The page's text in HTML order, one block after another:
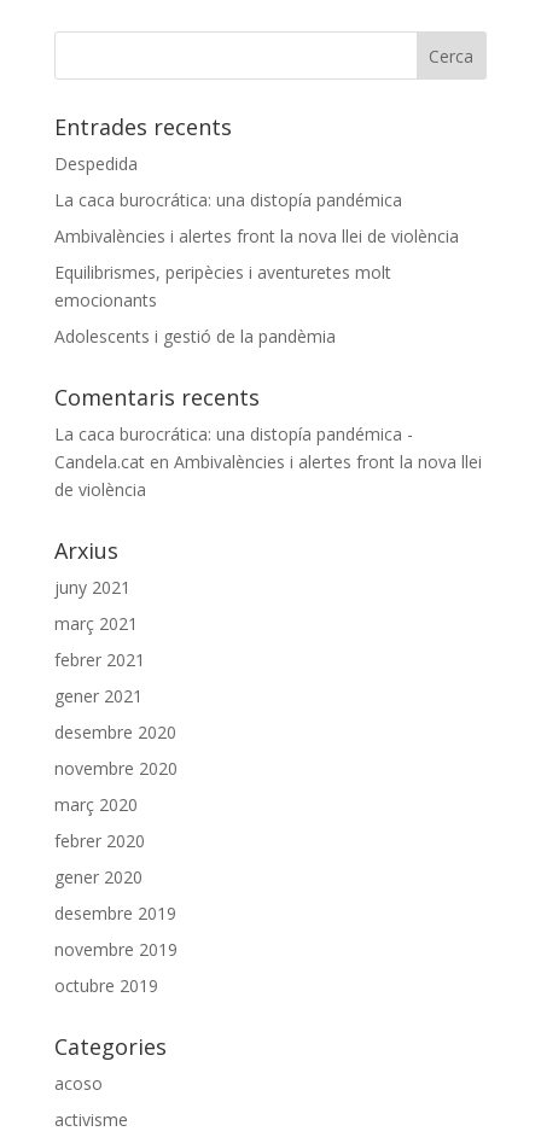
Entrades recents
Despedida
La caca burocrática: una distopía pandémica
Ambivalències i alertes front la nova llei de violència
Equilibrismes, peripècies i aventuretes molt
emocionants
Adolescents i gestió de la pandèmia
Comentaris recents
La caca burocrática: una distopía pandémica -
Candela.caten Ambivalències i alertes front la nova llei
de violència
Arxius
juny 2021
març 2021
febrer 2021
gener 2021
desembre 2020
novembre 2020
març 2020
febrer 2020
gener 2020
desembre 2019
novembre 2019
octubre 2019
Categories
acoso
activisme